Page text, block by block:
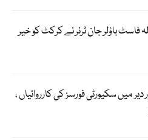
کے 25 سالہ فاسٹ باؤلر جان ٹرنر نے کرکٹ کو خیر
میں سکیورٹی فورسز کی کارروائیاں ،